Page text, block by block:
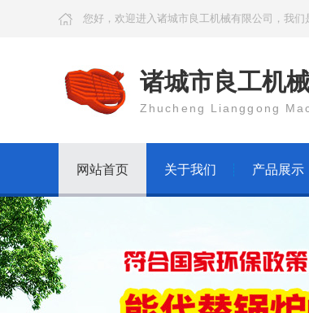
您好，欢迎进入诸城市良工机械有限公司，我
诸城市良工机
Zhucheng Lianggong
网站首页 关于我们 产品展示